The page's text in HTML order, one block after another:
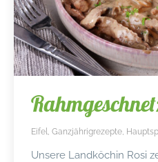
Eifel, Ganzjährigrezepte,
Unsere Landköchin Rosi